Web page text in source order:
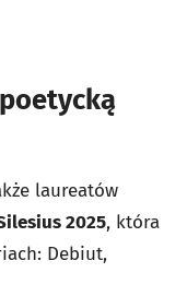
laureatów
2025, która
Debiut,